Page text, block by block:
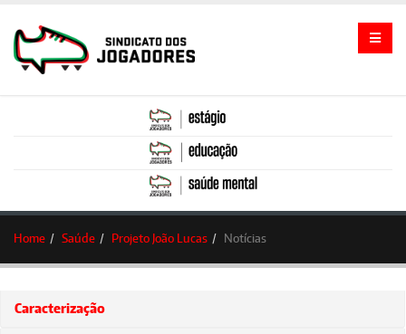
Home Saúde Projeto João Lucas Notícias
Caracterização